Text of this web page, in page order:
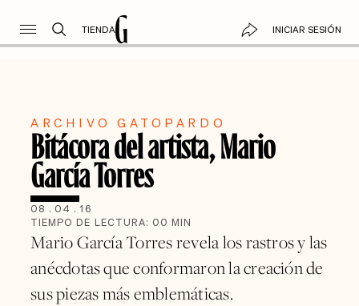
TIENDA INICIAR SESIÓN
ARCHIVO GATOPARDO
Bitácora del artista, Mario
García Torres
08 . 04 . 16
TIEMPO DE LECTURA: 00 MIN
Mario García Torres revela los rastros y las
anécdotas que conformaron la creación de
sus piezas más emblemáticas.